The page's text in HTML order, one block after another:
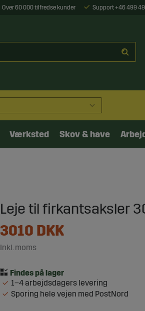
Over 60 000 tilfredse kunder Support +46 499
Værksted Skov & have
Leje til firkantsaksler
3010 DKK
Inkl. moms
1–4 arbejdsdagers levering
Sporing hele vejen med PostNord